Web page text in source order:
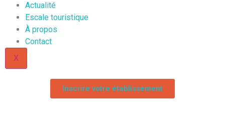
Actualité
Escale touristique
À propos
Contact
X
Inscrire votre établissement